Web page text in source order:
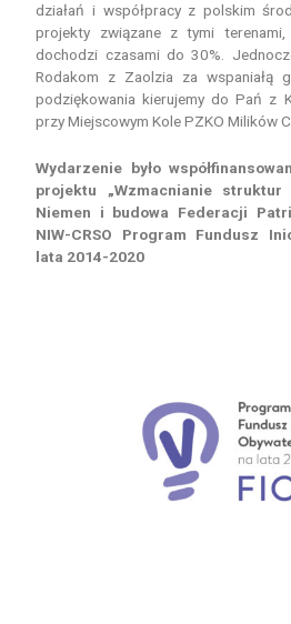
działań i współpracy z polskim
projekty związane z tymi teren
dochodzi czasami do 30%.
Rodakom z Zaolzia za wspaniałą
podziękowania kierujemy do Pań z
przy Miejscowym Kole PZKO Milików
Wydarzenie było
projektu „Wzmacnianie struktur
Niemen i budowa Federacji
NIW-CRSO Program Fundusz
lata 2014-2020